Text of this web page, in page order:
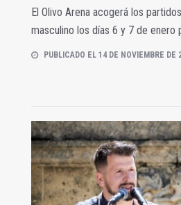
El Olivo Arena acogerá los
masculino los días 6 y 7 de enero
PUBLICADO EL 14 DE NOVIEMBRE DE